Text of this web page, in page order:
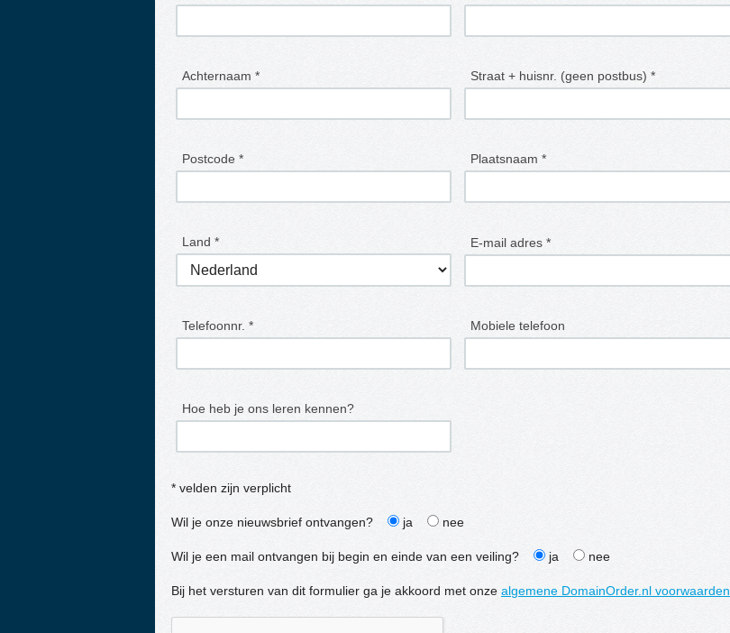
Achternaam * Straat + huisnr. (geen postbus) *
Postcode * Plaatsnaam *
Land * E-mail adres *
Telefoonnr. * Mobiele telefoon
Hoe heb je ons leren kennen?
* velden zijn verplicht
Wil je onze nieuwsbrief ontvangen? ja nee
Wil je een mail ontvangen bij begin en einde van een veiling? ja nee
Bij het versturen van dit formulier ga je akkoord met onze algemene DomainOrder.nl voorwaarden